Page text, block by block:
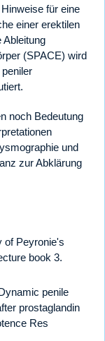
für eine
einer erektilen
Ableitung
(SPACE) wird
noch Bedeutung
und
zur Abklärung
of Peyronie's
book 3.
penile
prostaglandin
Res